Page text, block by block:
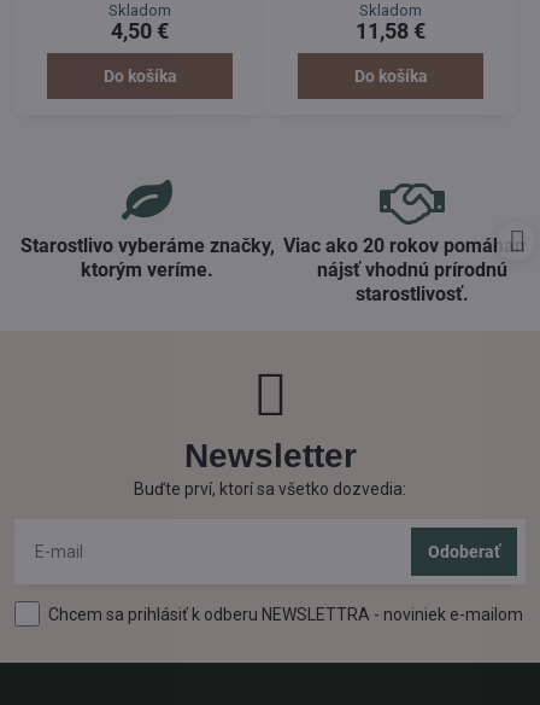
všetkých vodovzdorných
povrchov, mimoriadne výdatný a
účinný, 100% biologicky
degradabilný.
Skladom
4,50 €
Do košíka
farebnú bielizeň. Vhodný aj pre
tvrdú vodu, 100%
biodegradabilný, šetrný k Vám aj
k prírode. Bez parfémov,
Skladom
11,58 €
Do košíka
Starostlivo vyberáme značky,
ktorým veríme​.
Viac ako 20 rokov
nájsť vhodnú prírodnú
starostlivosť​.
Newsletter
Buďte prví, ktorí sa všetko dozvedia:
Odoberať
Chcem sa prihlásiť k odberu NEWSLETTRA - noviniek e-mailom